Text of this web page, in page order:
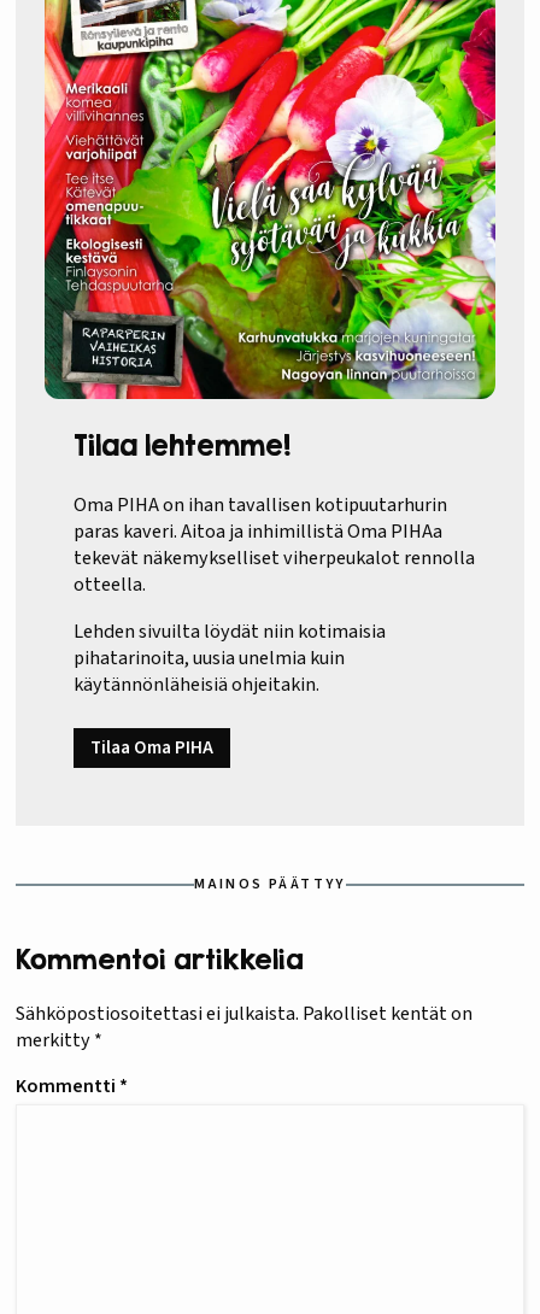
Tilaa lehtemme!
Oma PIHA on ihan tavallisen kotipuutarhurin
paras kaveri. Aitoa ja inhimillistä Oma PIHAa
tekevät näkemykselliset viherpeukalot rennolla
otteella.
Lehden sivuilta löydät niin kotimaisia
pihatarinoita, uusia unelmia kuin
käytännönläheisiä ohjeitakin.
Tilaa Oma PIHA
MAINOS PÄÄTTYY
Kommentoi artikkelia
Sähköpostiosoitettasi ei julkaista. Pakolliset kentät on
merkitty*
Kommentti *